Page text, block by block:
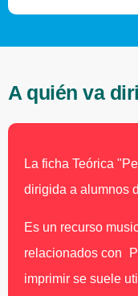
A quién va
La ficha Teórica
dirigida a alumnos
Es un recurso
relacionados con
imprimir se suele